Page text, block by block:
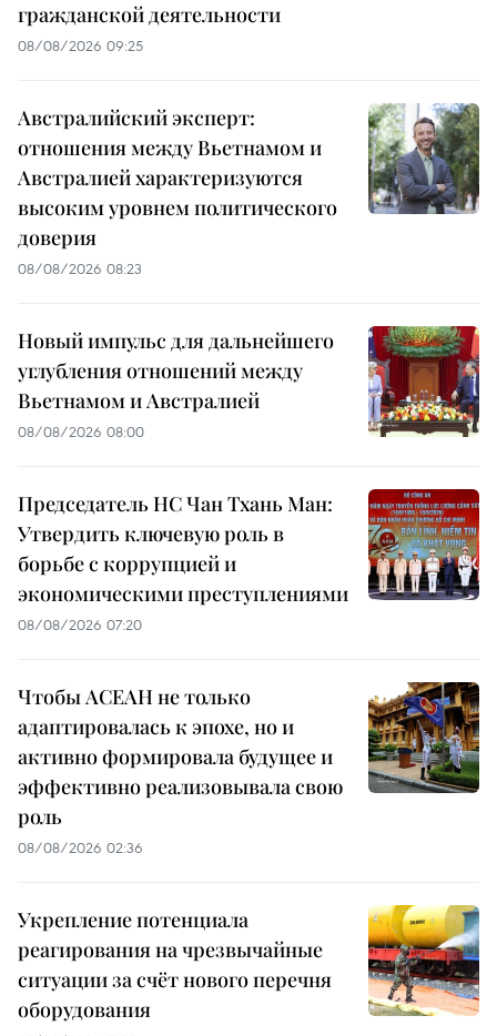
гражданской деятельности
08/08/2026 09:25
Австралийский эксперт:
отношения между Вьетнамом и
Австралией характеризуются
высоким уровнем политического
доверия
08/08/2026 08:23
Новый импульс для дальнейшего
углубления отношений между
Вьетнамом и Австралией
08/08/2026 08:00
Председатель НС Чан Тхань Ман:
Утвердить ключевую роль в
борьбе с коррупцией и
экономическими преступлениями
08/08/2026 07:20
Чтобы АСЕАН не только
адаптировалась к эпохе, но и
активно формировала будущее и
эффективно реализовывала свою
роль
08/08/2026 02:36
Укрепление потенциала
реагирования на чрезвычайные
ситуации за счёт нового перечня
оборудования